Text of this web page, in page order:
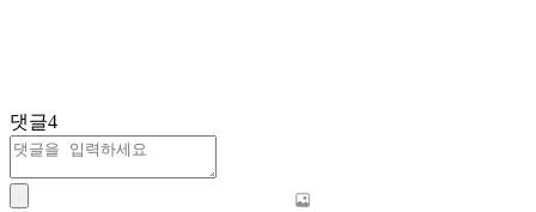
댓글4